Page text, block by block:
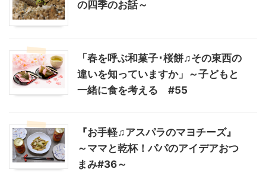
の四季のお話～
「春を呼ぶ和菓子･桜餅♫その東西の
違いを知っていますか」～子どもと
一緒に食を考える #55
『お手軽♫アスパラのマヨチーズ』
～ママと乾杯！パパのアイデアおつ
まみ#36～